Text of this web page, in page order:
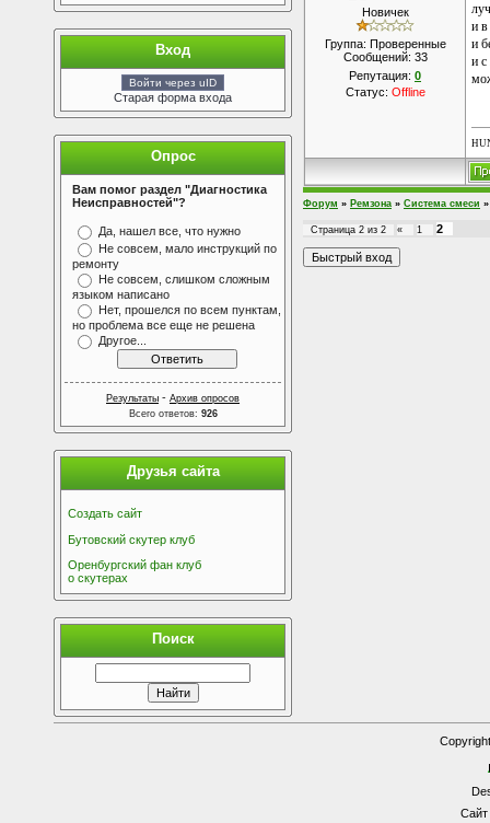
Вход
Войти через uID
Старая форма входа
Опрос
Вам помог раздел "Диагностика
Неисправностей"?
Да, нашел все, что нужно
Не совсем, мало инструкций по
ремонту
Не совсем, слишком сложным
языком написано
Нет, прошелся по всем пунктам,
но проблема все еще не решена
Другое...
Результаты - Архив опросов
Всего ответов: 926
Друзья сайта
Создать сайт
Бутовский скутер клуб
Оренбургский фан клуб
о скутерах
Поиск
Новичек
Группа: Проверенные
Сообщений: 33
Репутация: 0
Статус: Offline
и в
и
и
Форум » Ремзона » Система смеси »
Страница 2 из 2 « 1 2
Сайт